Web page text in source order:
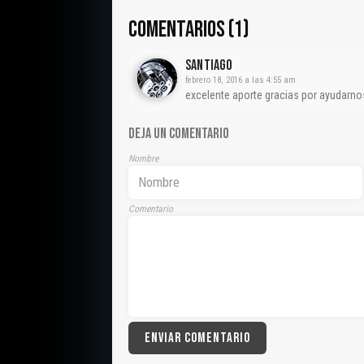
COMENTARIOS (1)
Santiago
febrero 18, 2016 a las 4:55 am
excelente aporte gracias por
DEJA UN COMENTARIO
Nombre
Comentario